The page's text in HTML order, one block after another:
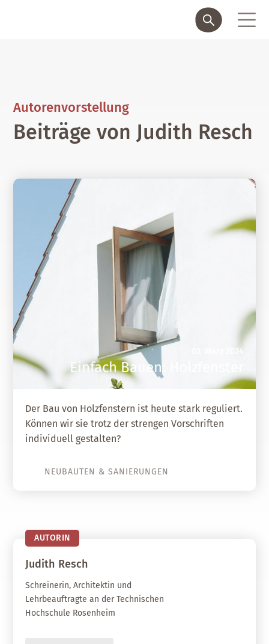
Autorenvorstellung
Beiträge von Judith Resch
03. März 2024
Einfach Bauen: Holzfenster
Der Bau von Holzfenstern ist heute stark reguliert.
Können wir sie trotz der strengen Vorschriften
individuell gestalten?
NEUBAUTEN & SANIERUNGEN
AUTORIN
Judith Resch
Schreinerin, Architektin und
Lehrbeauftragte an der Technischen
Hochschule Rosenheim